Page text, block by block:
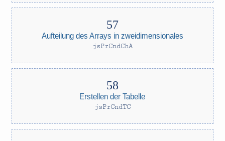
Aufteilung des Arrays in zweidimensionales
jsPrCndChA
Erstellen der Tabelle
jsPrCndTC